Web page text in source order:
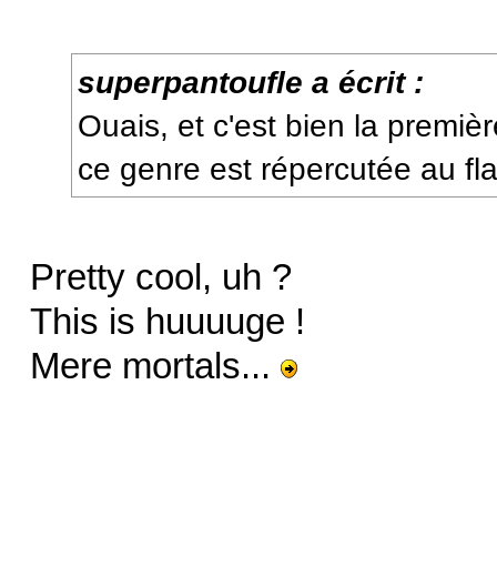
superpantoufle a écrit :
Ouais, et c'est bien la
ce genre est répercutée au
Pretty cool, uh ?
This is huuuuge !
Mere mortals...